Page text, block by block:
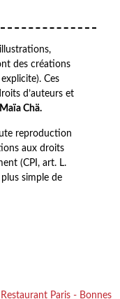
des créations
Ces
d’auteurs et
Maïa Chä.
reproduction
aux droits
(CPI, art. L.
simple de